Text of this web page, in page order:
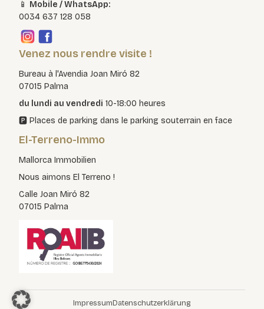
📱 Mobile / WhatsApp:
0034 637 128 058
Venez nous rendre visite !
Bureau à l'Avendia Joan Miró 82
07015 Palma
du lundi au vendredi 10-18:00 heures
🅿️ Places de parking dans le parking souterrain en face
El-Terreno-Immo
Mallorca Immobilien
Nous aimons El Terreno !
Calle Joan Miró 82
07015 Palma
ImpressumDatenschutzerklärung